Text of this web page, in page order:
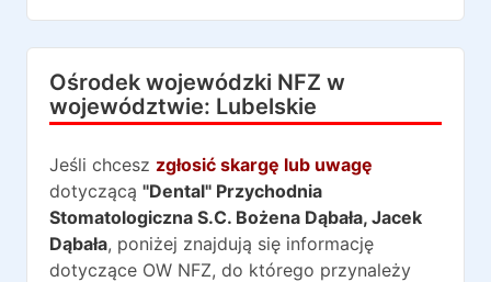
Ośrodek wojewódzki NFZ w
województwie: Lubelskie
Jeśli chcesz zgłosić skargę lub uwagę
dotyczącą "Dental" Przychodnia
Stomatologiczna S.C. Bożena Dąbała, Jacek
Dąbała, poniżej znajdują się informację
dotyczące OW NFZ, do którego przynależy